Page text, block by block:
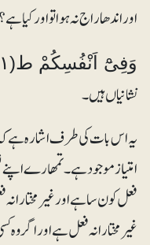
اور اندھا راج نہ ہوا تو اور کیا
وَفِیْٓ اَنْفُسِکُمْ ط(۵۱:۲۱)
نشانیاں ہیں۔
یہ اس بات کی طرف اشارہ ہے
امتیاز موجود ہے۔ تمھارے
فعل کو ن سا ہے اور
غیرمختارانہ فعل ہے اور اگر وہ